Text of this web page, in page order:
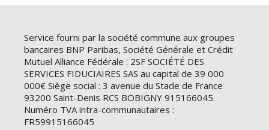
Service fourni par la société commune aux groupes
bancaires BNP Paribas, Société Générale et Crédit
Mutuel Alliance Fédérale : 2SF SOCIÉTÉ DES
SERVICES FIDUCIAIRES SAS au capital de 39 000
000€ Siège social : 3 avenue du Stade de France
93200 Saint-Denis RCS BOBIGNY 915166045.
Numéro TVA intra-communautaires :
FR59915166045